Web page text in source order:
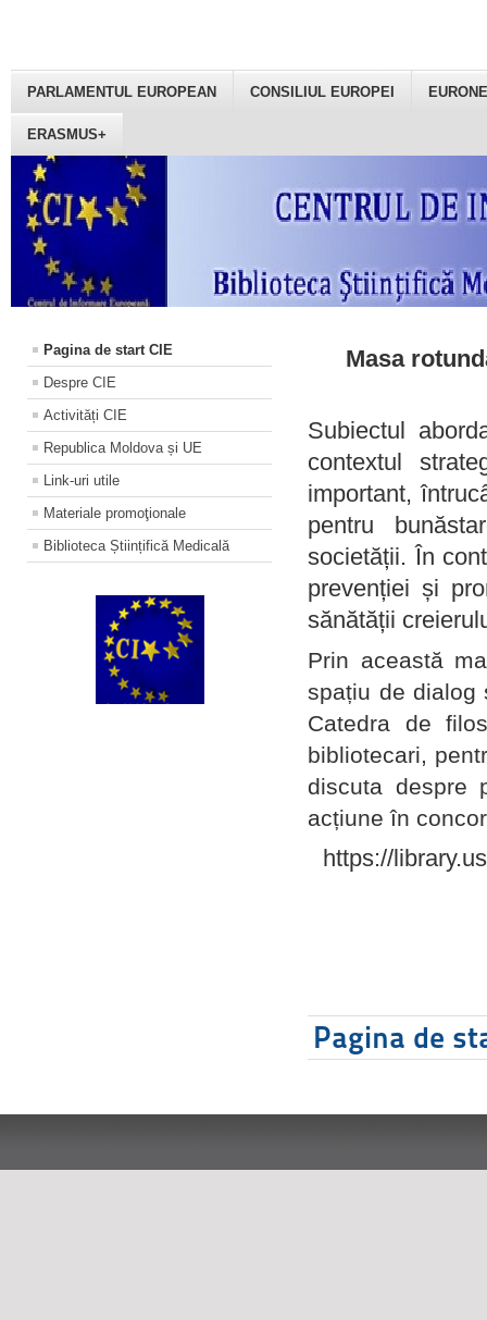
PARLAMENTUL EUROPEAN CONSILIUL EUROPEI
ERASMUS+
Pagina de start CIE
Despre CIE
Activități CIE
Republica Moldova și UE
Link-uri utile
Materiale promoţionale
Biblioteca Științifică Medicală
Masa
Subiectul
contextul
important,
pentru
societății. În
prevenției și
sănătății
Prin această
spațiu de dialog
Catedra de
bibliotecari,
discuta despre
acțiune în
https://
Pagina de